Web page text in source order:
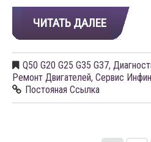
ЧИТАТЬ ДАЛЕЕ
Q50 G20 G25 G35 G37,
Ремонт Двигателей, Сервис
Постояная Ссылка